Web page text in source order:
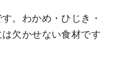
。 わかめ・ひじき・
欠かせない食材です